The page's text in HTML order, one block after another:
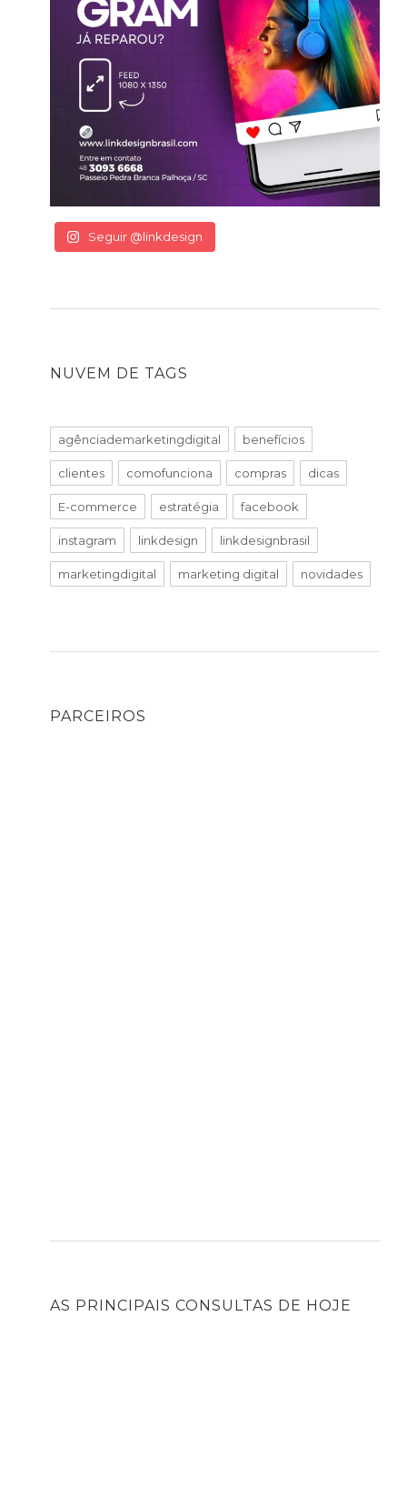
Seguir @linkdesign
NUVEM DE TAGS
agênciademarketingdigital benefícios
clientes comofunciona compras dicas
E-commerce estratégia facebook
instagram linkdesign linkdesignbrasil
marketingdigital marketing digital novidades
PARCEIROS
AS PRINCIPAIS CONSULTAS DE HOJE